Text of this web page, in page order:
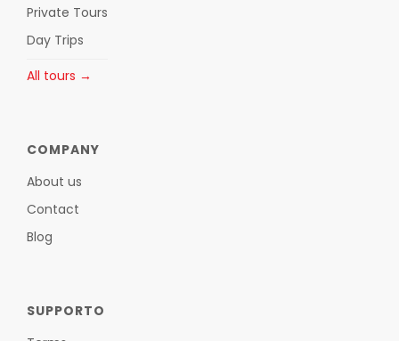
Private Tours
Day Trips
All tours →
COMPANY
About us
Contact
Blog
SUPPORTO